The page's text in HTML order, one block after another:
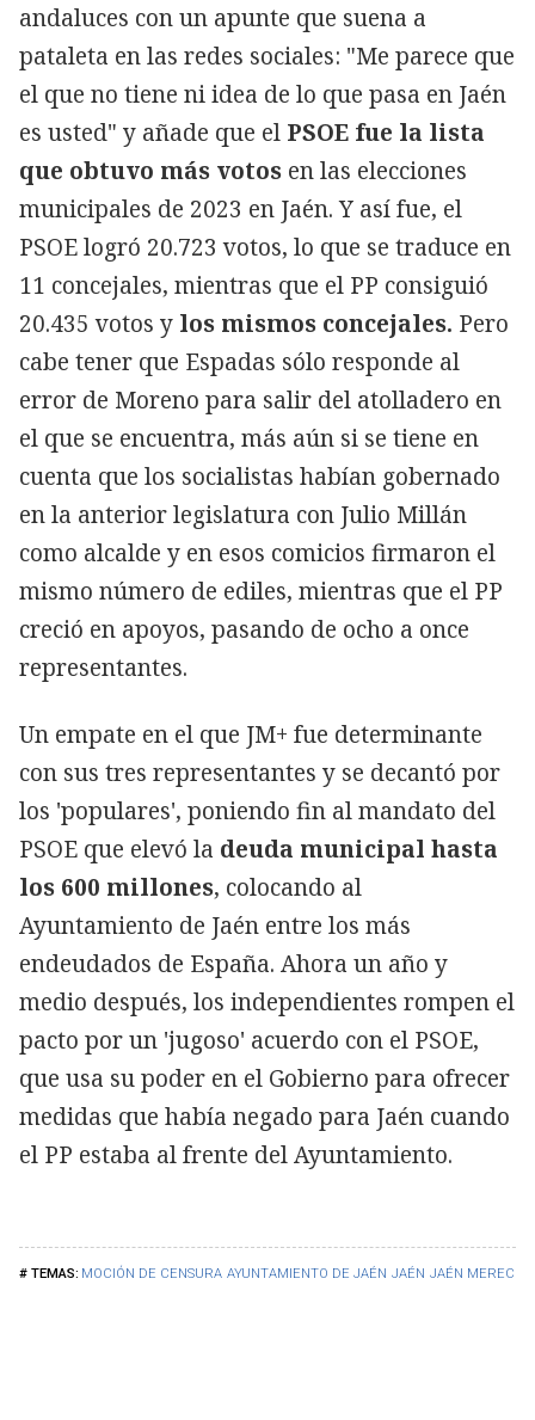
MOCIÓN DE CENSURA AYUNTAMIENTO DE JAÉN JAÉN JAÉN MERECE
andaluces con un apunte que suena a
pataleta en las redes sociales: "Me parece que
el que no tiene ni idea de lo que pasa en Jaén
es usted" y añade que el PSOE fue la lista
que obtuvo más votos en las elecciones
municipales de 2023 en Jaén. Y así fue, el
PSOE logró 20.723 votos, lo que se traduce en
11 concejales, mientras que el PP consiguió
20.435 votos y los mismos concejales. Pero
cabe tener que Espadas sólo responde al
error de Moreno para salir del atolladero en
el que se encuentra, más aún si se tiene en
cuenta que los socialistas habían gobernado
en la anterior legislatura con Julio Millán
como alcalde y en esos comicios firmaron el
mismo número de ediles, mientras que el PP
creció en apoyos, pasando de ocho a once
representantes.
Un empate en el que JM+ fue determinante
con sus tres representantes y se decantó por
los 'populares', poniendo fin al mandato del
PSOE que elevó la deuda municipal hasta
los 600 millones, colocando al
Ayuntamiento de Jaén entre los más
endeudados de España. Ahora un año y
medio después, los independientes rompen el
pacto por un 'jugoso' acuerdo con el PSOE,
que usa su poder en el Gobierno para ofrecer
medidas que había negado para Jaén cuando
el PP estaba al frente del Ayuntamiento.